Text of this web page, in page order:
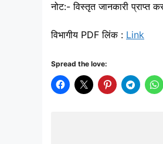
नोट:- विस्तृत जानकारी प्राप्त
विभागीय PDF लिंक : Link
Spread the love: